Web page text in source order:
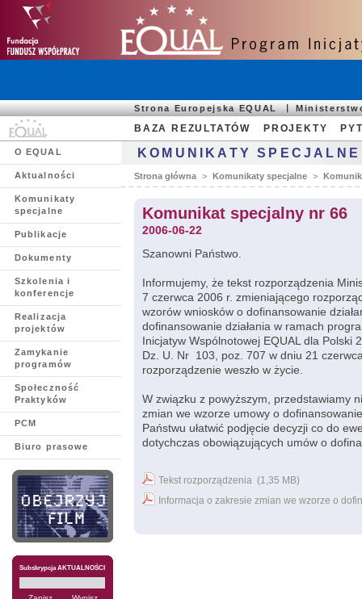
Strona Europejska EQUAL
BAZA REZULTATÓW PROJEKTY
O EQUAL
Aktualności
Komunikaty
specjalne
Publikacje
Dokumenty
Szkolenia i
konferencje
Realizacja
projektów
Zamykanie
programów
Społeczność
Praktyków
PCM
Biuro prasowe
Subskrypcja AKTUALNOŚCI
KOMUNIKATY SPECJALNE
Strona główna > Komunikaty specjalne >
Komunikat specjalny nr 66
2006-06-22
Szanowni Państwo.
Informujemy, że tekst rozporządzenia
7 czerwca 2006 r. zmieniającego
wzorów wniosków o dofinansowanie
dofinansowanie działania w ramach
Inicjatyw Wspólnotowej EQUAL dla Polski
Dz. U. Nr 103, poz. 707 w dniu 21
rozporządzenie weszło w życie.
W związku z powyższym, przedstawiamy
zmian we wzorze umowy o
Państwu ułatwić podjęcie decyzji co do
dotychczas obowiązujących umów o
Tekst rozporządzenia (1,35 MB)
Informacja o zakresie zmian we wzorze o